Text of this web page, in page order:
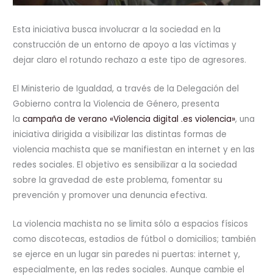
Esta iniciativa busca involucrar a la sociedad en la
construcción de un entorno de apoyo a las víctimas y
dejar claro el rotundo rechazo a este tipo de agresores.
El Ministerio de Igualdad, a través de la Delegación del
Gobierno contra la Violencia de Género, presenta
lacampaña de verano «Violencia digital .es violencia», una
iniciativa dirigida a visibilizar las distintas formas de
violencia machista que se manifiestan en internet y en las
redes sociales. El objetivo es sensibilizar a la sociedad
sobre la gravedad de este problema, fomentar su
prevención y promover una denuncia efectiva.
La violencia machista no se limita sólo a espacios físicos
como discotecas, estadios de fútbol o domicilios; también
se ejerce en un lugar sin paredes ni puertas: internet y,
especialmente, en las redes sociales. Aunque cambie el